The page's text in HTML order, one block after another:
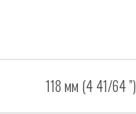
118 мм (4 41/64 ”)